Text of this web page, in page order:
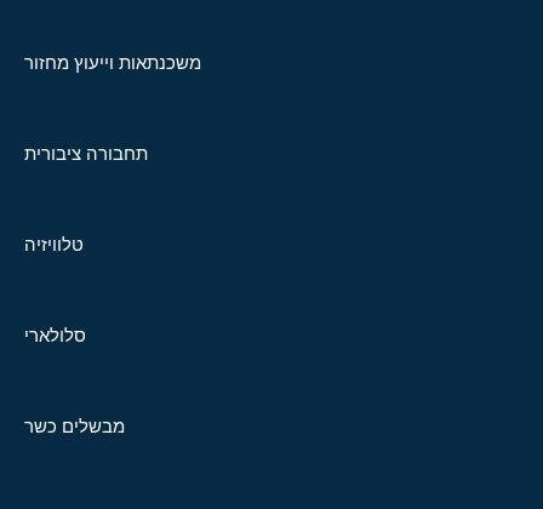
משכנתאות וייעוץ מחזור
תחבורה ציבורית
טלוויזיה
סלולארי
מבשלים כשר